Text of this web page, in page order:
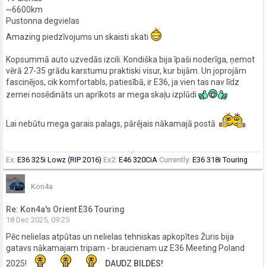
~6600km
Pustonna degvielas
Amazing piedzīvojums un skaisti skati
Kopsummā auto uzvedās izcili. Kondiška bija īpaši noderīga, ņemot
vērā 27-35 grādu karstumu praktiski visur, kur bijām. Un joprojām
fascinējos, cik komfortabls, patiesībā, ir E36, ja vien tas nav līdz
zemei nosēdināts un aprīkots ar mega skaļu izplūdi
Lai nebūtu mega garais palags, pārējais nākamajā postā
keyboard_arrow_down
Ex: E36 325i Lowz (RIP 2016) Ex2: E46 320CiA Currently: E36 318i Touring
Kon4a
Re: Kon4a's Orient E36 Touring
18 Dec 2025, 09:25
Pēc nelielas atpūtas un nelielas tehniskas apkopītes Žuris bija
gatavs nākamajam tripam - braucienam uz E36 Meeting Poland
2025!
DAUDZ BILDES!